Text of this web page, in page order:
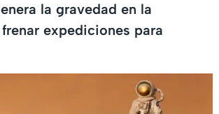
la gravedad en la
expediciones para